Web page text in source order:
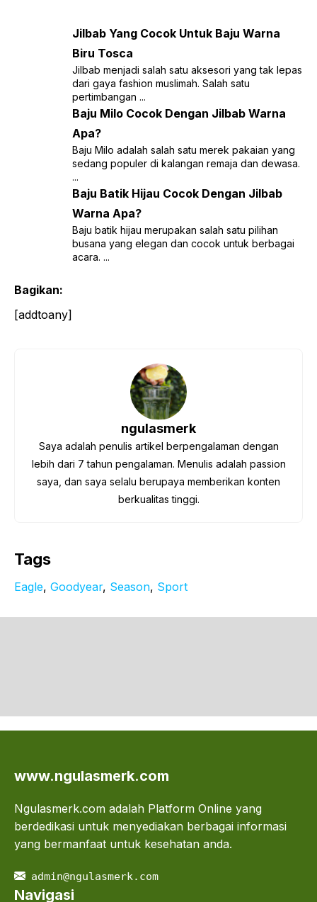
Jilbab Yang Cocok Untuk Baju Warna
Biru Tosca
Jilbab menjadi salah satu aksesori yang tak lepas
dari gaya fashion muslimah. Salah satu
pertimbangan ...
Baju Milo Cocok Dengan Jilbab Warna
Apa?
Baju Milo adalah salah satu merek pakaian yang
sedang populer di kalangan remaja dan dewasa.
...
Baju Batik Hijau Cocok Dengan Jilbab
Warna Apa?
Baju batik hijau merupakan salah satu pilihan
busana yang elegan dan cocok untuk berbagai
acara. ...
Bagikan:
[addtoany]
ngulasmerk
Saya adalah penulis artikel berpengalaman dengan
lebih dari 7 tahun pengalaman. Menulis adalah passion
saya, dan saya selalu berupaya memberikan konten
berkualitas tinggi.
Tags
Eagle, Goodyear, Season, Sport
www.ngulasmerk.com
Ngulasmerk.com adalah Platform Online yang
berdedikasi untuk menyediakan berbagai informasi
yang bermanfaat untuk kesehatan anda.
admin@ngulasmerk.com
Navigasi